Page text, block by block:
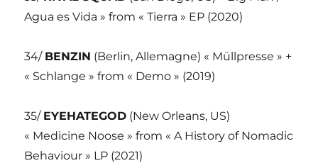
Agua es Vida » from « Tierra » EP (2020)
34/ BENZIN (Berlin, Allemagne) « Müllpresse » +
« Schlange » from « Demo » (2019)
35/ EYEHATEGOD (New Orleans, US)
« Medicine Noose » from « A History of Nomadic
Behaviour » LP (2021)